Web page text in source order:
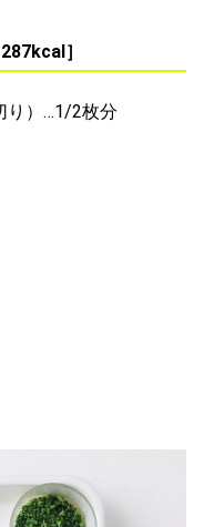
］
り）…1/2枚分